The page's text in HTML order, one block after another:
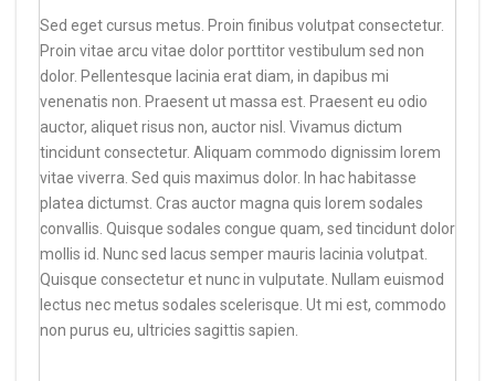
Sed eget cursus metus. Proin finibus volutpat consectetur.
Proin vitae arcu vitae dolor porttitor vestibulum sed non
dolor. Pellentesque lacinia erat diam, in dapibus mi
venenatis non. Praesent ut massa est. Praesent eu odio
auctor, aliquet risus non, auctor nisl. Vivamus dictum
tincidunt consectetur. Aliquam commodo dignissim lorem
vitae viverra. Sed quis maximus dolor. In hac habitasse
platea dictumst. Cras auctor magna quis lorem sodales
convallis. Quisque sodales congue quam, sed tincidunt dolor
mollis id. Nunc sed lacus semper mauris lacinia volutpat.
Quisque consectetur et nunc in vulputate. Nullam euismod
lectus nec metus sodales scelerisque. Ut mi est, commodo
non purus eu, ultricies sagittis sapien.